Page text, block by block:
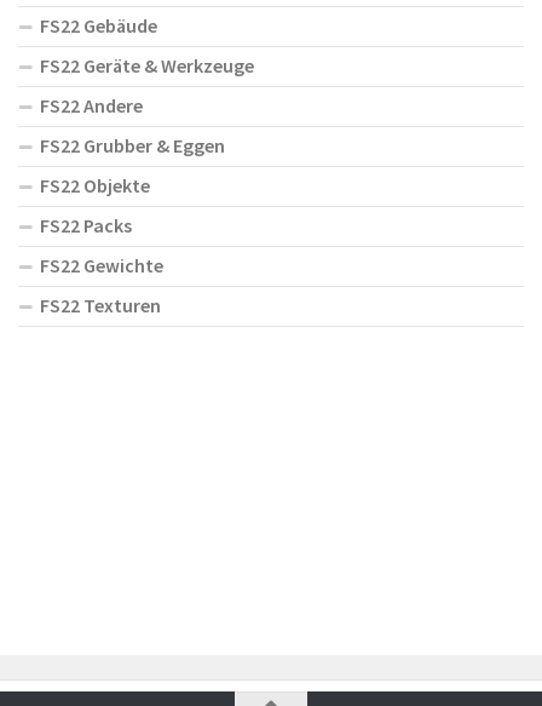
FS22 Gebäude
FS22 Geräte & Werkzeuge
FS22 Andere
FS22 Grubber & Eggen
FS22 Objekte
FS22 Packs
FS22 Gewichte
FS22 Texturen